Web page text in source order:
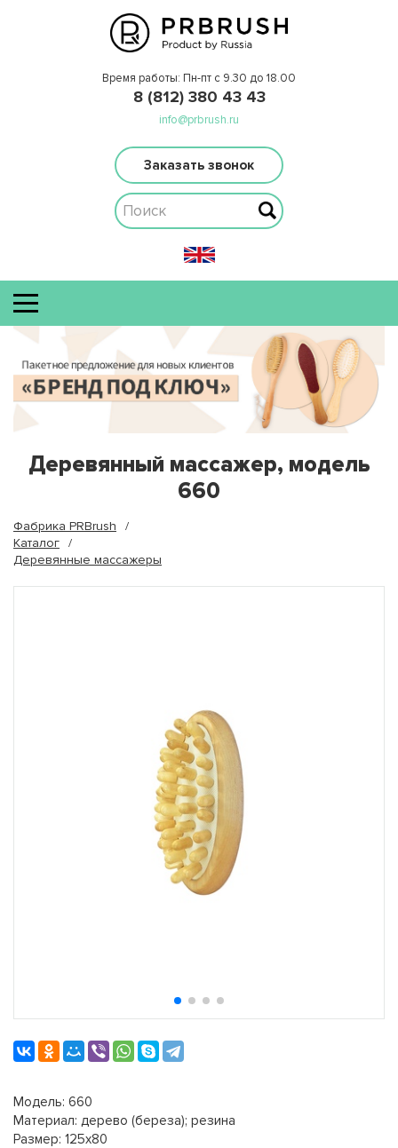
Время работы: Пн-пт с 9.30 до 18.00
8 (812) 380 43 43
info@prbrush.ru
Заказать звонок
Деревянный массажер, модель
660
Фабрика PRBrush
Каталог
Деревянные массажеры
Модель: 660
Материал: дерево (береза); резина
Размер: 125х80